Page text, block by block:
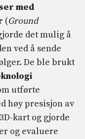
med
(Ground
det mulig å
ved å sende
De ble brukt
utførte
høy presisjon av
kart og gjorde
og evaluere